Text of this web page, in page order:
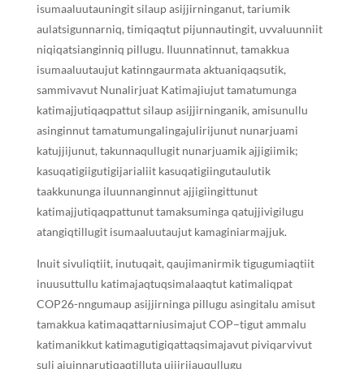
isumaaluutauningit silaup asijjirninganut, tariumik
aulatsigunnarniq, timiqaqtut pijunnautingit, uvvaluunniit
niqiqatsianginniq pillugu. Iluunnatinnut, tamakkua
isumaaluutaujut katinngaurmata aktuaniqaqsutik,
sammivavut Nunalirjuat Katimajiujut tamatumunga
katimajjutiqaqpattut silaup asijjirninganik, amisunullu
asinginnut tamatumungalingajulirijunut nunarjuami
katujjijunut, takunnaqullugit nunarjuamik ajjigiimik;
kasuqatigiigutigijarialiit kasuqatigiingutaulutik
taakkununga iluunnanginnut ajjigiingittunut
katimajjutiqaqpattunut tamaksuminga qatujjivigilugu
atangiqtillugit isumaaluutaujut kamaginiarmajjuk.
Inuit sivuliqtiit, inutuqait, qaujimanirmik tigugumiaqtiit
inuusuttullu katimajaqtuqsimalaaqtut katimaliqpat
COP26-nngumaup asijjirninga pillugu asingitalu amisut
tamakkua katimaqattarniusimajut COP−tigut ammalu
katimanikkut katimagutigiqattaqsimajavut piviqarvivut
suli ajuinnarutiqaqtilluta ujjirijauqullugu